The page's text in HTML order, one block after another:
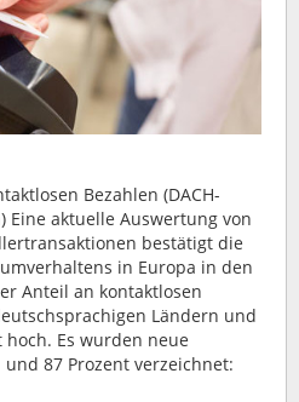
Bezahlen (DACH-
Eine aktuelle Auswertung von
bestätigt die
in Europa in den
Anteil an kontaktlosen
Ländern und
Es wurden neue
87 Prozent verzeichnet: